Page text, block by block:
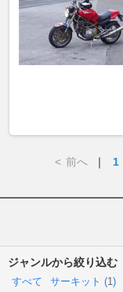
< 前へ ｜ 1
ジャンルから絞り込む
すべて サーキット (1)